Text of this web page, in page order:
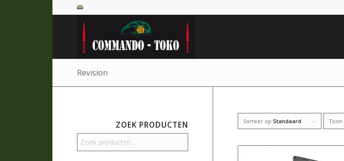
Revision
Sorteer opStandaard Toon
ZOEK PRODUCTEN